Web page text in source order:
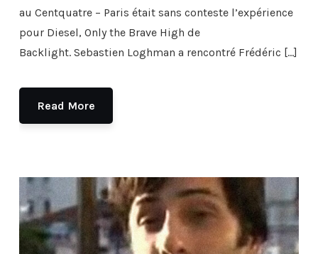
au Centquatre – Paris était sans conteste l’expérience
pour Diesel, Only the Brave High de
Backlight. Sebastien Loghman a rencontré Frédéric […]
Read More